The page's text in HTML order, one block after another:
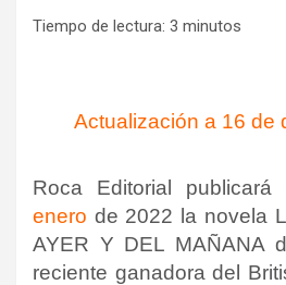
Tiempo de lectura: 3 minutos
Actualización a 16 de
Roca Editorial publicará
enero de 2022 la novela
AYER Y DEL MAÑANA
reciente ganadora del